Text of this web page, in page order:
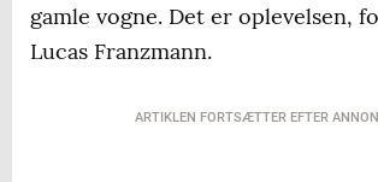
gamle vogne. Det er oplevelsen,
Lucas Franzmann.
ARTIKLEN FORTSÆTTER EFTER